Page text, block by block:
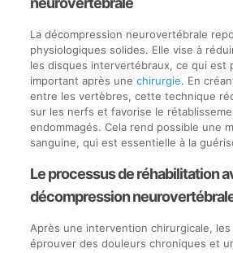
La décompression neurovertébrale
physiologiques solides. Elle vise à
les disques intervertébraux, ce qui est
important après une chirurgie. En
entre les vertèbres, cette technique
sur les nerfs et favorise le
endommagés. Cela rend possible une
sanguine, qui est essentielle à la
Le processus de réhabilitation
décompression
Après une intervention chirurgicale,
éprouver des douleurs chroniques et